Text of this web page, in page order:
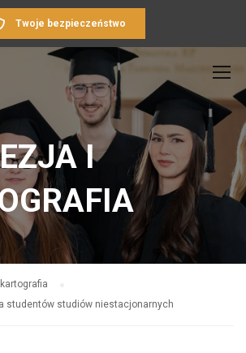
Twoje bezpieczeństwo
I
studentów studiów niestacjonarnych